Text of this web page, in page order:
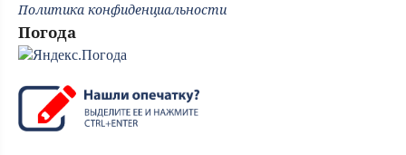
Политика конфиденциальности
Погода